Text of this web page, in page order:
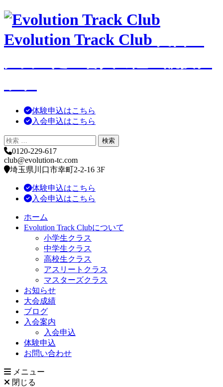
コ
テ
ン
へ
動
Evolution Track Club
体験申込はこちら
入会申込はこちら
0120-229-617
club@evolution-tc.com
埼玉県川口市幸町2-2-16 3F
体験申込はこちら
入会申込はこちら
ホーム
Evolution Track Clubについて
小学生クラス
中学生クラス
高校生クラス
アスリートクラス
マスターズクラス
お知らせ
大会成績
ブログ
入会案内
入会申込
体験申込
お問い合わせ
メニュー
閉じる